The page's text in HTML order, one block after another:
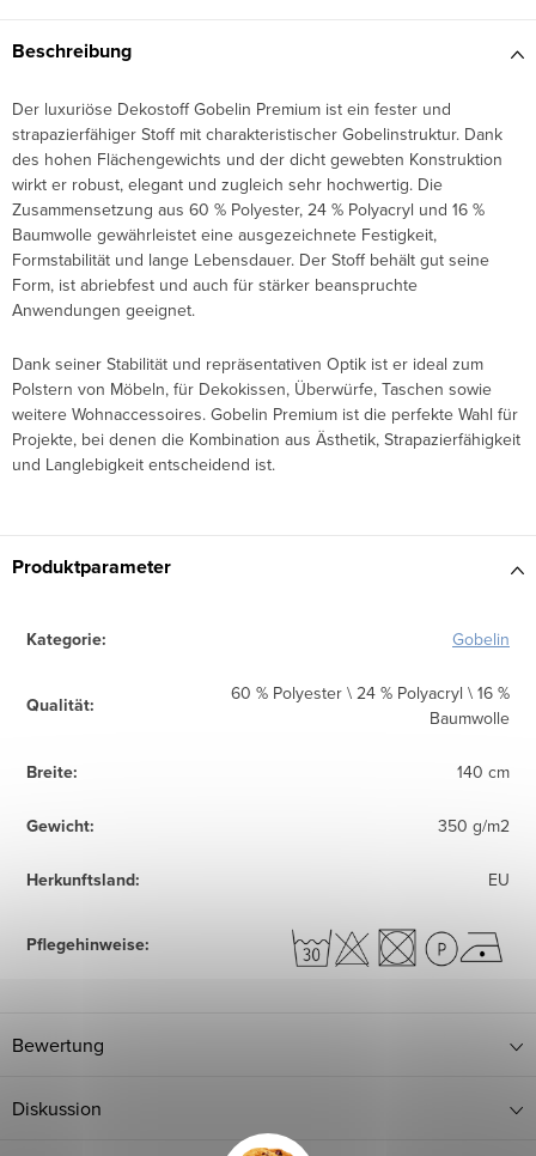
Beschreibung
Der luxuriöse Dekostoff Gobelin Premium ist ein fester und
strapazierfähiger Stoff mit charakteristischer Gobelinstruktur. Dank
des hohen Flächengewichts und der dicht gewebten Konstruktion
wirkt er robust, elegant und zugleich sehr hochwertig. Die
Zusammensetzung aus 60 % Polyester, 24 % Polyacryl und 16 %
Baumwolle gewährleistet eine ausgezeichnete Festigkeit,
Formstabilität und lange Lebensdauer. Der Stoff behält gut seine
Form, ist abriebfest und auch für stärker beanspruchte
Anwendungen geeignet.
Dank seiner Stabilität und repräsentativen Optik ist er ideal zum
Polstern von Möbeln, für Dekokissen, Überwürfe, Taschen sowie
weitere Wohnaccessoires. Gobelin Premium ist die perfekte Wahl für
Projekte, bei denen die Kombination aus Ästhetik, Strapazierfähigkeit
und Langlebigkeit entscheidend ist.
Produktparameter
Kategorie: Gobelin
Qualität:
60 % Polyester \ 24 % Polyacryl \ 16 %
Baumwolle
Breite: 140 cm
Gewicht: 350 g/m2
Herkunftsland: EU
Pflegehinweise:
Bewertung
Diskussion